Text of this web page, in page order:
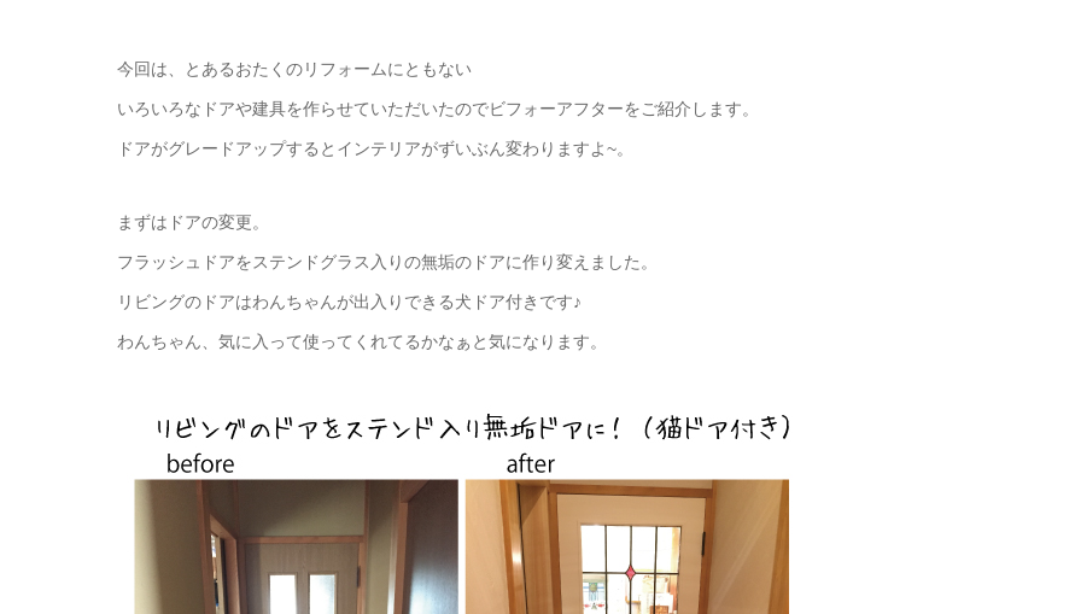
今回は、とあるおたくのリフォームにともない
いろいろなドアや建具を作らせていただいたのでビフォーアフターをご紹介します。
ドアがグレードアップするとインテリアがずいぶん変わりますよ~。
まずはドアの変更。
フラッシュドアをステンドグラス入りの無垢のドアに作り変えました。
リビングのドアはわんちゃんが出入りできる犬ドア付きです♪
わんちゃん、気に入って使ってくれてるかなぁと気になります。